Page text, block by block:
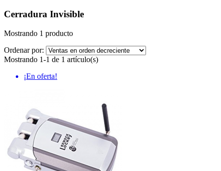
Cerradura Invisible
Mostrando 1 producto
Ordenar por:
Mostrando 1-1 de 1 artículo(s)
¡En oferta!